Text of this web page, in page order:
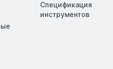
Спецификация
инструментов